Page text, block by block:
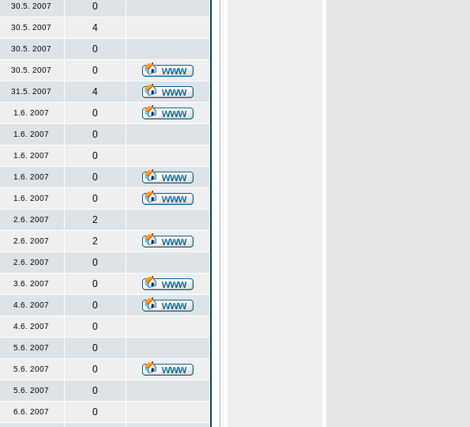
30.5. 2007
0
30.5. 2007
4
30.5. 2007
0
30.5. 2007
0
31.5. 2007
4
1.6. 2007
0
1.6. 2007
0
1.6. 2007
0
1.6. 2007
0
1.6. 2007
0
2.6. 2007
2
2.6. 2007
2
2.6. 2007
0
3.6. 2007
0
4.6. 2007
0
4.6. 2007
0
5.6. 2007
0
5.6. 2007
0
5.6. 2007
0
6.6. 2007
0